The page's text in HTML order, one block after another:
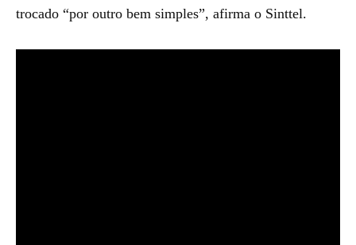
trocado “por outro bem simples”, afirma o Sinttel.